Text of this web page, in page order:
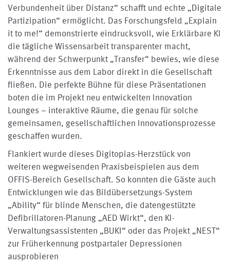
Verbundenheit über Distanz“ schafft und echte „Digitale
Partizipation“ ermöglicht. Das Forschungsfeld „Explain
it to me!“ demonstrierte eindrucksvoll, wie Erklärbare KI
die tägliche Wissensarbeit transparenter macht,
während der Schwerpunkt „Transfer“ bewies, wie diese
Erkenntnisse aus dem Labor direkt in die Gesellschaft
fließen. Die perfekte Bühne für diese Präsentationen
boten die im Projekt neu entwickelten Innovation
Lounges – interaktive Räume, die genau für solche
gemeinsamen, gesellschaftlichen Innovationsprozesse
geschaffen wurden.
Flankiert wurde dieses Digitopias-Herzstück von
weiteren wegweisenden Praxisbeispielen aus dem
OFFIS-Bereich Gesellschaft. So konnten die Gäste auch
Entwicklungen wie das Bildübersetzungs-System
„Ability“ für blinde Menschen, die datengestützte
Defibrillatoren-Planung „AED Wirkt“, den KI-
Verwaltungsassistenten „BUKI“ oder das Projekt „NEST“
zur Früherkennung postpartaler Depressionen
ausprobieren